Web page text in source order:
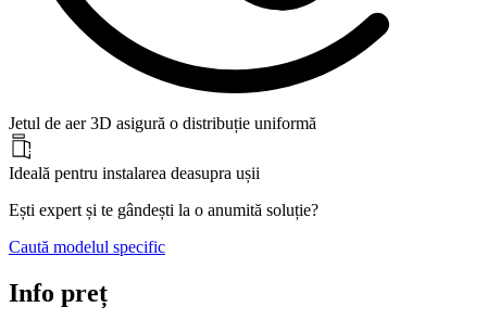
Jetul de aer 3D asigură o distribuție uniformă
Ideală pentru instalarea deasupra ușii
Ești expert și te gândești la o anumită soluție?
Caută modelul specific
Info preț